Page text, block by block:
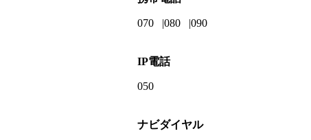
070 080 090
IP電話
050
ナビダイヤル